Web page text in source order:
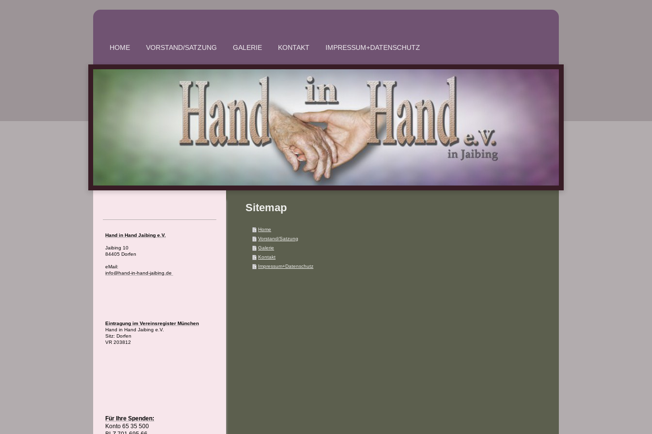
HOME VORSTAND/SATZUNG GALERIE KONTAKT IMPRESSUM+DATENSCHUTZ
Sitemap
Home
Vorstand/Satzung
Galerie
Kontakt
Impressum+Datenschutz
Hand in Hand Jaibing e.V.
Jaibing 10
84405 Dorfen
eMail:
info@hand-in-hand-jaibing.de
Eintragung im Vereinsregister München
Hand in Hand Jaibing e.V.
Sitz: Dorfen
VR 203812
Für Ihre Spenden:
Konto 65 35 500